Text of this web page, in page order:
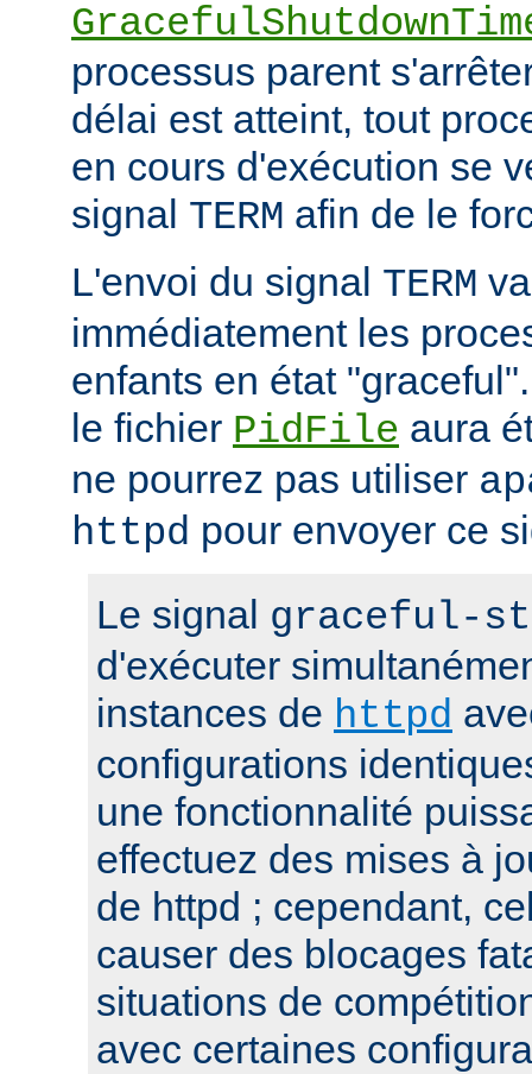
processus parent
délai est atteint, tout
en cours d'exécution se
signal TERM afin de le
L'envoi du signal TERM
immédiatement les
enfants en état
le fichier PidFile aura
ne pourrez pas utiliser
httpd pour envoyer ce
Le signal graceful-
d'exécuter
instances de httpd
configurations
une fonctionnalité
effectuez des mises à
de httpd ; cependant,
causer des blocages
situations de
avec certaines